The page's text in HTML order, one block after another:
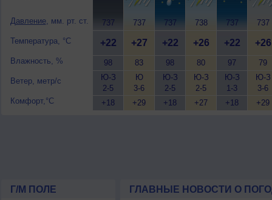
Давление, мм. рт. ст.
Температура, °C
Влажность, %
Ветер, метр/с
Комфорт,°C
737
+22
98
Ю-З
2-5
+18
737
+27
83
Ю
3-6
+29
737
+22
98
Ю-З
2-5
+18
738
+26
80
Ю-З
2-5
+27
737
+22
97
Ю-З
1-3
+18
737
+26
79
Ю-З
3-6
+29
Г/М ПОЛЕ ГЛАВНЫЕ НОВОСТИ О